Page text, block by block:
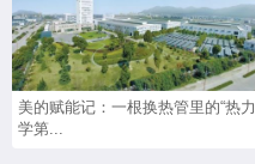
美的赋能记：一根换热管里的“热力
学第...